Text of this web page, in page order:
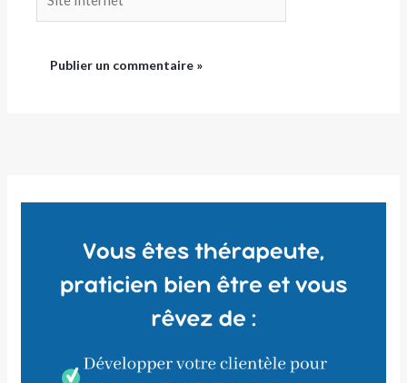
Internet